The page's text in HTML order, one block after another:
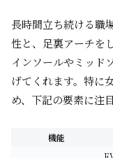
長時間立ち続ける職
性と、足裏アーチを
インソールやミッド
げてくれます。特に
め、下記の要素に注
機能